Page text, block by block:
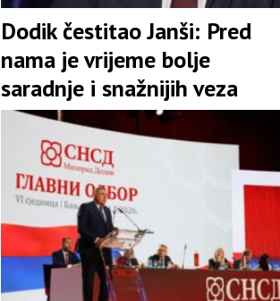
Dodik čestitao Janši: Pred
nama je vrijeme bolje
saradnje i snažnijih veza